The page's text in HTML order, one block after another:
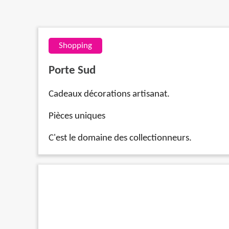
Shopping
Porte Sud
Cadeaux décorations artisanat.
Pièces uniques
C'est le domaine des collectionneurs.